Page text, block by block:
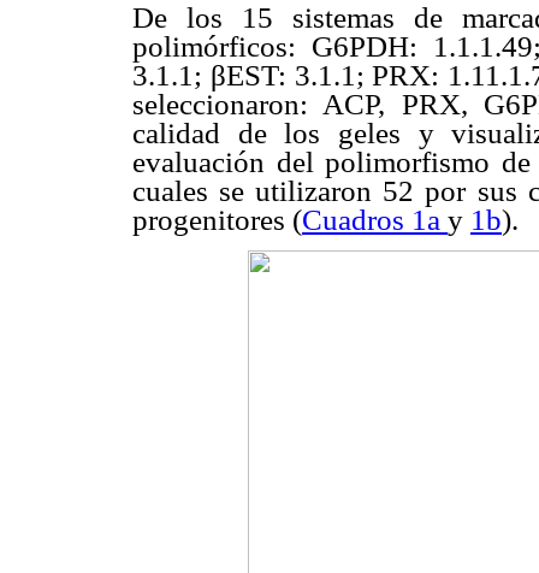
De los 15 sistemas de
polimórficos: G6PDH:
3.1.1; βEST: 3.1.1; PRX:
seleccionaron: ACP, PRX,
calidad de los geles y
evaluación del polimorfismo
cuales se utilizaron 52 por sus
progenitores (Cuadros 1a y 1b).